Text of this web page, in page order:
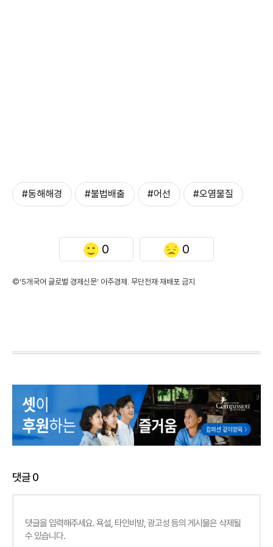
#동해해경 #불법배출 #어선 #오염물질
0 0
©'5개국어 글로벌 경제신문' 아주경제. 무단전재·재배포 금지
댓글0